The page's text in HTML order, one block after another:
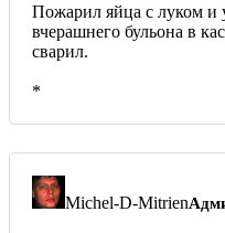
Пожарил яйца с луком и
вчерашнего бульона в
сварил.
*
Michel-D-Mitrien